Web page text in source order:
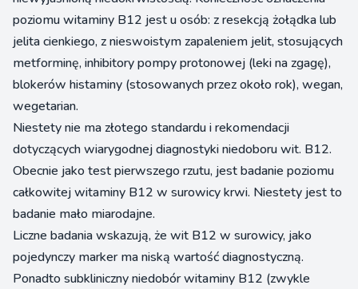
poziomu witaminy B12 jest u osób: z resekcją żołądka lub
jelita cienkiego, z nieswoistym zapaleniem jelit, stosujących
metforminę, inhibitory pompy protonowej (leki na zgagę),
blokerów histaminy (stosowanych przez około rok), wegan,
wegetarian.
Niestety nie ma złotego standardu i rekomendacji
dotyczących wiarygodnej diagnostyki niedoboru wit. B12.
Obecnie jako test pierwszego rzutu, jest badanie poziomu
całkowitej witaminy B12 w surowicy krwi. Niestety jest to
badanie mało miarodajne.
Liczne badania wskazują, że wit B12 w surowicy, jako
pojedynczy marker ma niską wartość diagnostyczną.
Ponadto subkliniczny niedobór witaminy B12 (zwykle